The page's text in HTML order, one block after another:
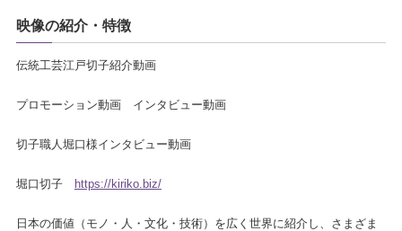
映像の紹介・特徴
伝統工芸江戸切子紹介動画
プロモーション動画 インタビュー動画
切子職人堀口様インタビュー動画
堀口切子 https://kiriko.biz/
日本の価値（モノ・人・文化・技術）を広く世界に紹介し、さまざま